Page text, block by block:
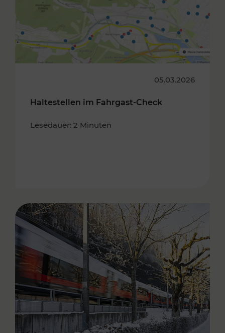
05.03.2026
Haltestellen im Fahrgast-Check
Lesedauer: 2 Minuten